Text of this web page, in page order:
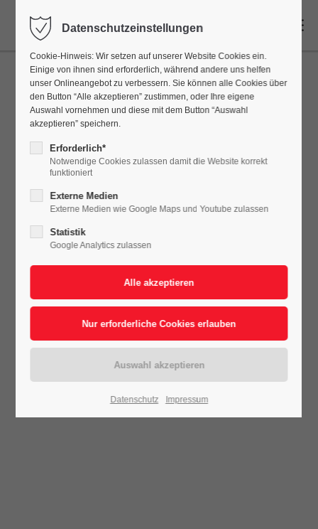
Datenschutzeinstellungen
Cookie-Hinweis: Wir setzen auf unserer Website Cookies ein.
Einige von ihnen sind erforderlich, während andere uns helfen
unser Onlineangebot zu verbessern. Sie können alle Cookies über
den Button “Alle akzeptieren” zustimmen, oder Ihre eigene
Auswahl vornehmen und diese mit dem Button “Auswahl
akzeptieren” speichern.
Erforderlich*
Notwendige Cookies zulassen damit die Website korrekt
funktioniert
Externe Medien
Externe Medien wie Google Maps und Youtube zulassen
Statistik
Google Analytics zulassen
Datenschutz Impressum